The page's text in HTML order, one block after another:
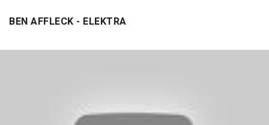
BEN AFFLECK - ELEKTRA